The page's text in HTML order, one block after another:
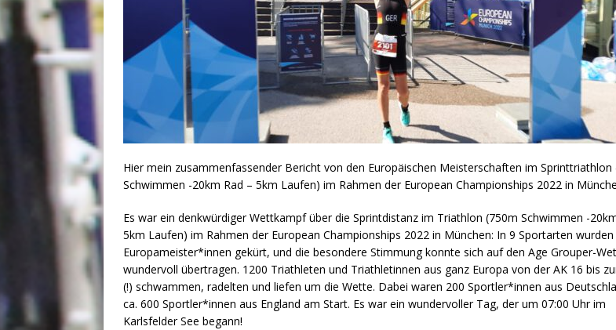
Hier mein zusammenfassender Bericht von den Europäischen Meisterschaften im Sprinttriathlon
Schwimmen -20km Rad – 5km Laufen) im Rahmen der European Championships 2022 in
Es war ein denkwürdiger Wettkampf über die Sprintdistanz im Triathlon (750m Schwimmen -
5km Laufen) im Rahmen der European Championships 2022 in München: In 9 Sportarten wurden
Europameister*innen gekürt, und die besondere Stimmung konnte sich auf den Age Grouper-
wundervoll übertragen. 1200 Triathleten und Triathletinnen aus ganz Europa von der AK 16 bis
(!) schwammen, radelten und liefen um die Wette. Dabei waren 200 Sportler*innen aus
ca. 600 Sportler*innen aus England am Start. Es war ein wundervoller Tag, der um 07:00 Uhr im
Karlsfelder See begann!